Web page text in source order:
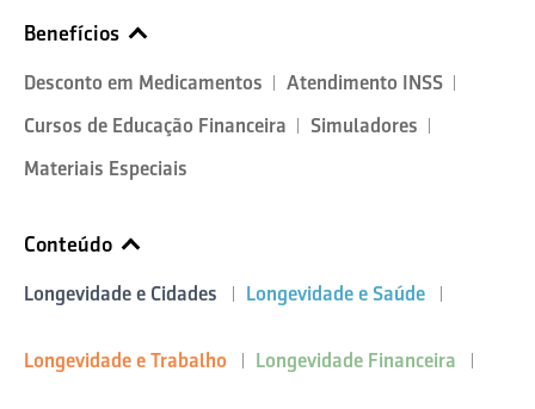
Benefícios
Desconto em Medicamentos
Atendimento INSS
Cursos de Educação Financeira
Simuladores
Materiais Especiais
Conteúdo
Longevidade e Cidades Longevidade e Saúde
Longevidade e Trabalho Longevidade Financeira